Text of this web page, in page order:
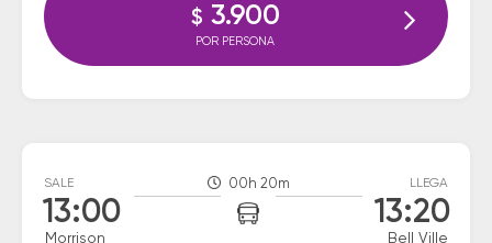
$ 3.900
POR PERSONA
SALE
13:00
Morrison
00h 20m LLEGA
13:20
Bell Ville